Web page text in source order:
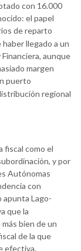
con 16.000
el papel
de reparto
llegado a un
aunque
margen
puerto
regional
fiscal como el
y por
Autónomas
con
apunta Lago-
que la
bien de un
de la que
efectiva.